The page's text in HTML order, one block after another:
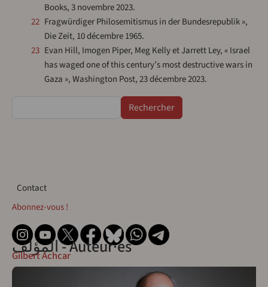
Books, 3 novembre 2023.
22 Fragwürdiger Philosemitismus in der Bundesrepublik »,
Die Zeit, 10 décembre 1965.
23 Evan Hill, Imogen Piper, Meg Kelly et Jarrett Ley, « Israel
has waged one of this century’s most destructive wars in
Gaza », Washington Post, 23 décembre 2023.
Contact
Contact
Abonnez-vous !
المؤلف - Auteur·esGilbert Achcar